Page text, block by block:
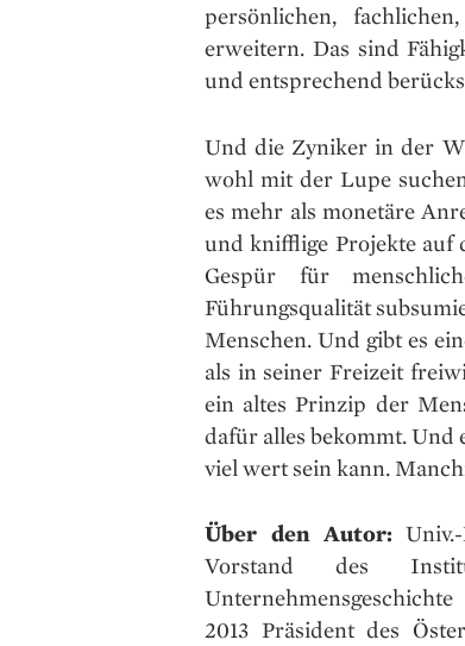
persönlichen,
erweitern. Das sind
und entsprechend
Und die Zyniker in der
wohl mit der Lupe
es mehr als monetäre
und knifflige Projekte auf
Gespür für
Führungsqualität
Menschen. Und gibt es
als in seiner Freizeit
ein altes Prinzip der
dafür alles bekommt. Und
viel wert sein kann.
Über den Autor:
Vorstand des
2013 Präsident des